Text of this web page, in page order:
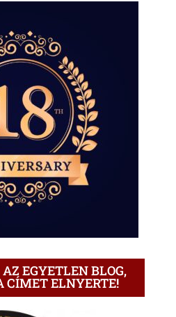
EGYETLEN BLOG,
CÍMET ELNYERTE!